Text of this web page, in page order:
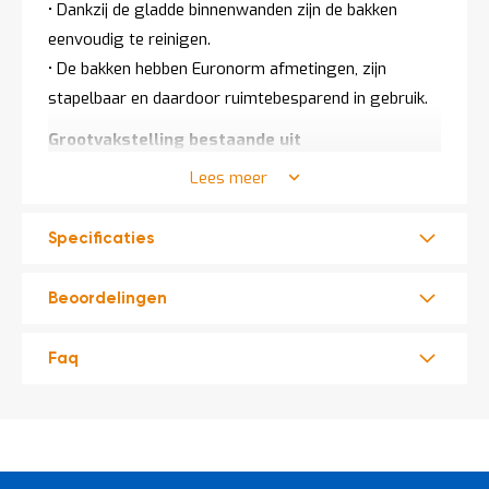
• Dankzij de gladde binnenwanden zijn de bakken
eenvoudig te reinigen.
• De bakken hebben Euronorm afmetingen, zijn
stapelbaar en daardoor ruimtebesparend in gebruik.
Grootvakstelling bestaande uit
• 2 frames verzinkt 2000x600x50 mm
• 4 spaanplaten 2230x595x22 mm
mm
Merk: AR
Breedte vezelplaten: 2250 mm
Lees meer
Specificaties
Beoordelingen
Faq